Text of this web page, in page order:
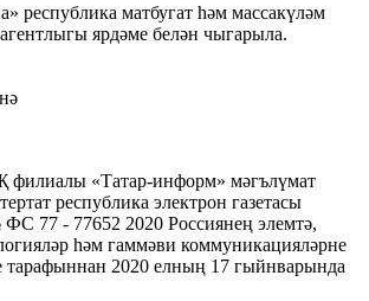
республика матбугат һәм массакүләм
ярдәме белән чыгарыла.
«Татар-информ» мәгълүмат
республика электрон газетасы
77 - 77652 2020 Россиянең элемтә,
һәм гаммәви коммуникацияләрне
тарафыннан 2020 елның 17 гыйнварында